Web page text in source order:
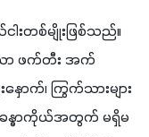
းတစ်မျိုးဖြစ်သည်။
ော ဖက်တီး အက်
ောက်၊ ကြွက်သားများ
န္ဓာကိုယ်အတွက် မရှိမ